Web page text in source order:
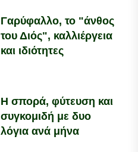
Γαρύφαλλο, το "άνθος
του Διός", καλλιέργεια
και ιδιότητες
Η σπορά, φύτευση και
συγκομιδή με δυο
λόγια ανά μήνα